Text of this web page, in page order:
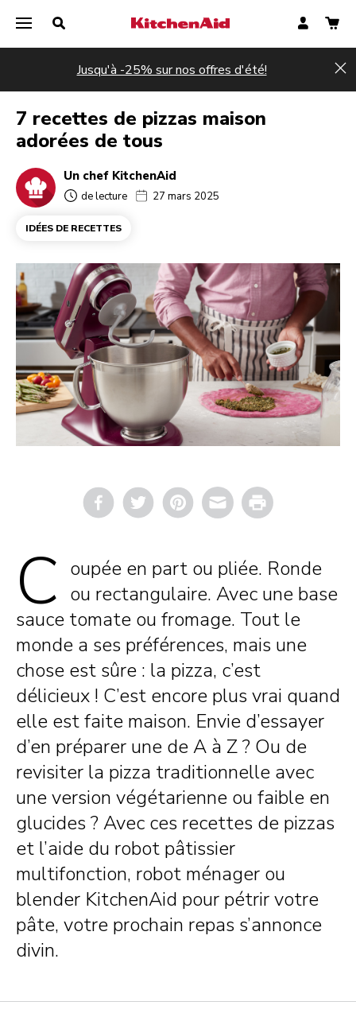
Jusqu'à -25% sur nos offres d'été!
7 recettes de pizzas maison
adorées de tous
Un chef KitchenAid
de lecture 27 mars 2025
IDÉES DE RECETTES
Email Print
C oupée en part ou pliée. Ronde
ou rectangulaire. Avec une base
sauce tomate ou fromage. Tout le
monde a ses préférences, mais une
chose est sûre : la pizza, c’est
délicieux ! C’est encore plus vrai quand
elle est faite maison. Envie d’essayer
d’en préparer une de A à Z ? Ou de
revisiter la pizza traditionnelle avec
une version végétarienne ou faible en
glucides ? Avec ces recettes de pizzas
et l’aide du robot pâtissier
multifonction, robot ménager ou
blender KitchenAid pour pétrir votre
pâte, votre prochain repas s’annonce
divin.